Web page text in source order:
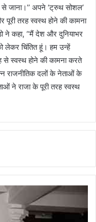
जाना।’’ अपने ‘ट्रुथ सोशल’
तरह स्वस्थ होने की कामना
ने कहा, ‘‘मैं देश और दुनियाभर
लेकर चिंतित हूं। हम उन्हें
स्वस्थ होने की कामना करते
राजनीतिक दलों के नेताओं के
ने राजा के पूरी तरह स्वस्थ